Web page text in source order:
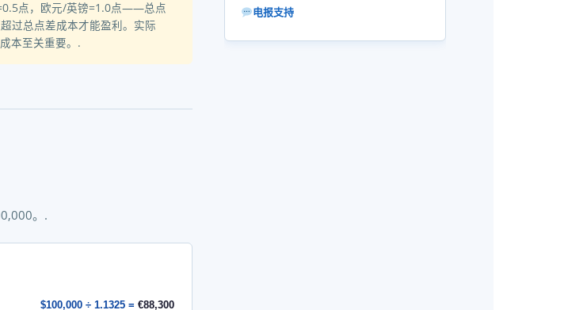
点，欧元/英镑=1.0点——总点
过总点差成本才能盈利。实际
本至关重要。.
。.
$100,000 ÷ 1.1325 = €88,300
电报支持